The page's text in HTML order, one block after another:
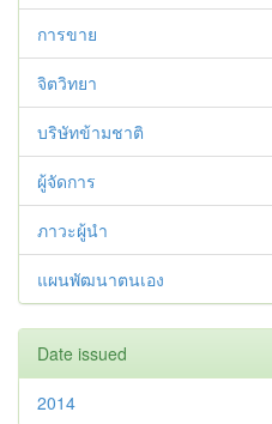
การขาย
จิตวิทยา
บริษัทข้ามชาติ
ผู้จัดการ
ภาวะผู้นำ
แผนพัฒนาตนเอง
Date issued
2014